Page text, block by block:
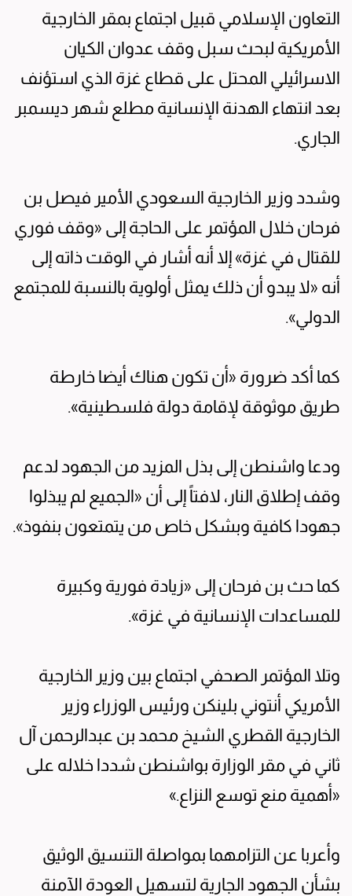
التعاون الإسلامي قبيل اجتماع بمقر الخارجية
الأمريكية لبحث سبل وقف عدوان الكيان
الاسرائيلي المحتل على قطاع غزة الذي استؤنف
بعد انتهاء الهدنة الإنسانية مطلع شهر ديسمبر
الجاري.
وشدد وزير الخارجية السعودي الأمير فيصل بن
فرحان خلال المؤتمر على الحاجة إلى «وقف فوري
للقتال في غزة» إلا أنه أشار في الوقت ذاته إلى
أنه «لا يبدو أن ذلك يمثل أولوية بالنسبة للمجتمع
الدولي».
كما أكد ضرورة «أن تكون هناك أيضا خارطة
طريق موثوقة لإقامة دولة فلسطينية».
ودعا واشنطن إلى بذل المزيد من الجهود لدعم
وقف إطلاق النار، لافتاً إلى أن «الجميع لم يبذلوا
جهودا كافية وبشكل خاص من يتمتعون بنفوذ».
كما حث بن فرحان إلى «زيادة فورية وكبيرة
للمساعدات الإنسانية في غزة».
وتلا المؤتمر الصحفي اجتماع بين وزير الخارجية
الأمريكي أنتوني بلينكن ورئيس الوزراء وزير
الخارجية القطري الشيخ محمد بن عبدالرحمن آل
ثاني في مقر الوزارة بواشنطن شددا خلاله على
«أهمية منع توسع النزاع.»
وأعربا عن التزامهما بمواصلة التنسيق الوثيق
بشأن الجهود الجارية لتسهيل العودة الآمنة